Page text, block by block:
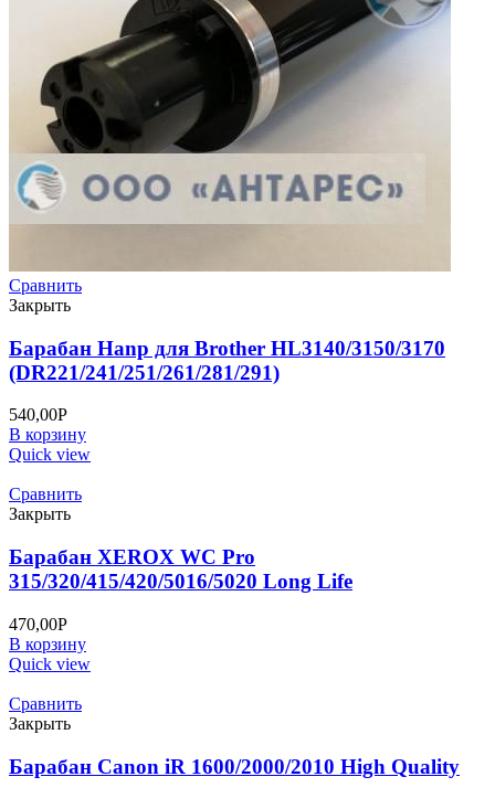
Сравнить
Закрыть
Барабан Hanp для Brother HL3140/3150/3170
(DR221/241/251/261/281/291)
540,00Р
В корзину
Quick view
Сравнить
Закрыть
Барабан XEROX WC Pro
315/320/415/420/5016/5020 Long Life
470,00Р
В корзину
Quick view
Сравнить
Закрыть
Барабан Canon iR 1600/2000/2010 High Quality